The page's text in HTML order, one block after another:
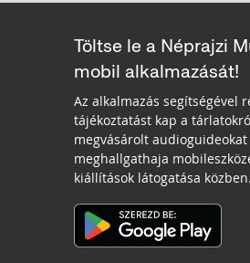
Töltse le a Néprajzi
mobil alkalmazását!
Az alkalmazás segítségével
tájékoztatást kap a
megvásárolt audioguideokat
meghallgathaja
kiállítások látogatása közben.